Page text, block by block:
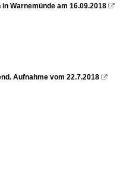
Warnemünde am 16.09.2018 
Aufnahme vom 22.7.2018 